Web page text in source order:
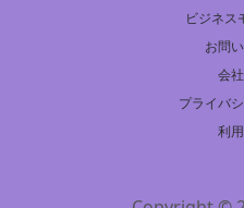
ビジネス
お問
会
プライバ
利